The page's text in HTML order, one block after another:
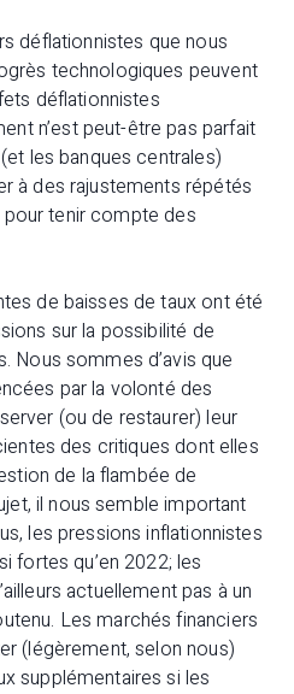
déflationnistes que nous
technologiques peuvent
déflationnistes
n’est peut-être pas parfait
les banques centrales)
à des rajustements répétés
tenir compte des
de baisses de taux ont été
sur la possibilité de
Nous sommes d’avis que
par la volonté des
(ou de restaurer) leur
des critiques dont elles
de la flambée de
il nous semble important
les pressions inflationnistes
fortes qu’en 2022; les
actuellement pas à un
Les marchés financiers
(légèrement, selon nous)
supplémentaires si les